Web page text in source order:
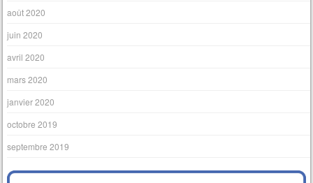
août 2020
juin 2020
avril 2020
mars 2020
janvier 2020
octobre 2019
septembre 2019